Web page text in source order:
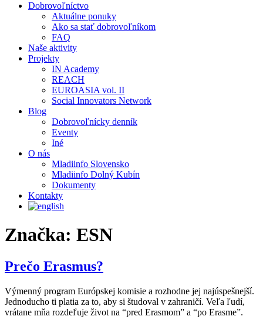
Dobrovoľníctvo
Aktuálne ponuky
Ako sa stať dobrovoľníkom
FAQ
Naše aktivity
Projekty
IN Academy
REACH
EUROASIA vol. II
Social Innovators Network
Blog
Dobrovoľnícky denník
Eventy
Iné
O nás
Mladiinfo Slovensko
Mladiinfo Dolný Kubín
Dokumenty
Kontakty
Značka: ESN
Prečo Erasmus?
Výmenný program Európskej komisie a rozhodne jej najúspešnejší.
Jednoducho ti platia za to, aby si študoval v zahraničí. Veľa ľudí,
vrátane mňa rozdeľuje život na “pred Erasmom” a “po Erasme”.